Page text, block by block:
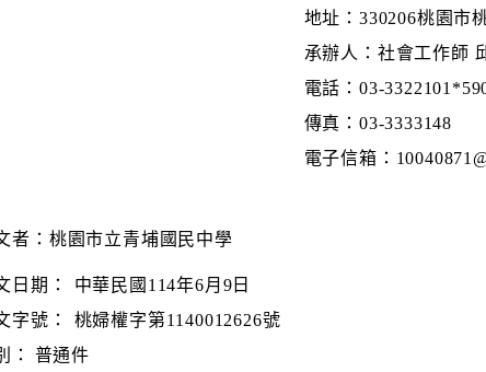
地址：330206桃園市
承辦人：社會工作師
電話：03-
傳真：03-3333148
電子信箱：
者：桃園市立青埔國民中學
日期：
中華民國114年6月9日
字號：
桃婦權字第1140012626號
：
普通件